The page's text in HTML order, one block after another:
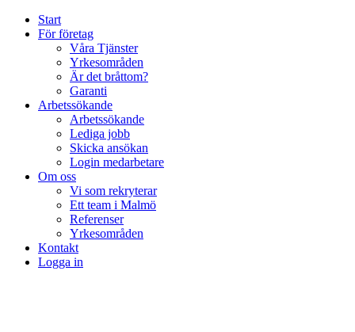
Start
För företag
Våra Tjänster
Yrkesområden
Är det bråttom?
Garanti
Arbetssökande
Arbetssökande
Lediga jobb
Skicka ansökan
Login medarbetare
Om oss
Vi som rekryterar
Ett team i Malmö
Referenser
Yrkesområden
Kontakt
Logga in